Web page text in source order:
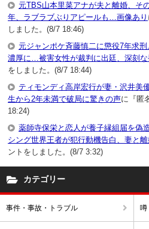
元TBS山本里菜アナが夫と離婚、そ
年、ラブラブぶりアピールも…画像あり
しました。(8/7 18:46)
元ジャンポケ斉藤慎二に懲役7年求
濃厚に…被害女性が裁判に出廷、深刻な
をしました。(8/7 18:44)
ティモンディ高岸宏行が妻・沢井美
生から2年未満で破局に驚きの声に『匿
18:24)
薬師寺保栄と恋人が養子縁組届を偽
シング世界王者が犯行動機告白、妻と
ントをしました。(8/7 3:32)
カテゴリー
事件・事故・トラブル 噂